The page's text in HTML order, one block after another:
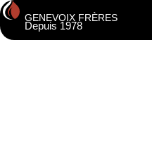
GENEVOIX FRÈRES
Depuis 1978